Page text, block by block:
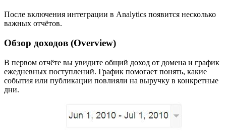
После включения интеграции в Analytics появится несколько
важных отчётов.
Обзор доходов (Overview)
В первом отчёте вы увидите общий доход от домена и график
ежедневных поступлений. График помогает понять, какие
события или публикации повлияли на выручку в конкретные
дни.